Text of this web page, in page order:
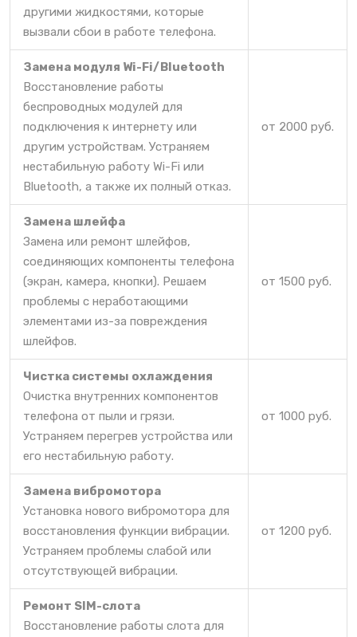
другими жидкостями, которые
вызвали сбои в работе телефона.
Замена модуля Wi-Fi/Bluetooth
Восстановление работы
беспроводных модулей для
подключения к интернету или
другим устройствам. Устраняем
нестабильную работу Wi-Fi или
Bluetooth, а также их полный отказ.
от 2000 руб.
Замена шлейфа
Замена или ремонт шлейфов,
соединяющих компоненты телефона
(экран, камера, кнопки). Решаем
проблемы с неработающими
элементами из-за повреждения
шлейфов.
от 1500 руб.
Чистка системы охлаждения
Очистка внутренних компонентов
телефона от пыли и грязи.
Устраняем перегрев устройства или
его нестабильную работу.
от 1000 руб.
Замена вибромотора
Установка нового вибромотора для
восстановления функции вибрации.
Устраняем проблемы слабой или
отсутствующей вибрации.
от 1200 руб.
Ремонт SIM-слота
Восстановление работы слота для